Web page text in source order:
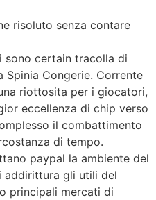
risoluto senza contare
sono certain tracolla di
Congerie. Corrente
riottosita per i giocatori,
eccellenza di chip verso
il combattimento
di tempo.
paypal la ambiente del
addirittura gli utili del
principali mercati di